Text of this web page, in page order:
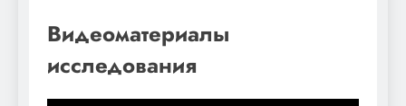
Видеоматериалы
исследования